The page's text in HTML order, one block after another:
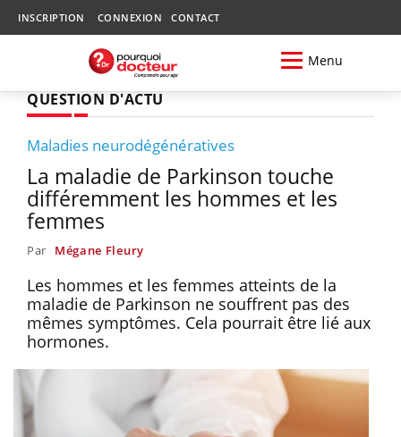
INSCRIPTION CONNEXION CONTACT
Menu
QUESTION D'ACTU
Maladies neurodégénératives
La maladie de Parkinson touche
différemment les hommes et les
femmes
Par Mégane Fleury
Les hommes et les femmes atteints de la
maladie de Parkinson ne souffrent pas des
mêmes symptômes. Cela pourrait être lié aux
hormones.